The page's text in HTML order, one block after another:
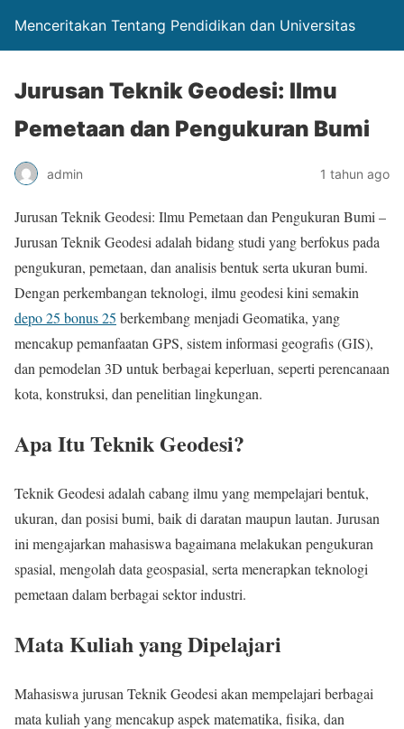
Menceritakan Tentang Pendidikan dan Universitas
Jurusan Teknik Geodesi: Ilmu
Pemetaan dan Pengukuran Bumi
admin 1 tahun ago
Jurusan Teknik Geodesi: Ilmu Pemetaan dan Pengukuran Bumi –
Jurusan Teknik Geodesi adalah bidang studi yang berfokus pada
pengukuran, pemetaan, dan analisis bentuk serta ukuran bumi.
Dengan perkembangan teknologi, ilmu geodesi kini semakin
depo 25 bonus 25 berkembang menjadi Geomatika, yang
mencakup pemanfaatan GPS, sistem informasi geografis (GIS),
dan pemodelan 3D untuk berbagai keperluan, seperti perencanaan
kota, konstruksi, dan penelitian lingkungan.
Apa Itu Teknik Geodesi?
Teknik Geodesi adalah cabang ilmu yang mempelajari bentuk,
ukuran, dan posisi bumi, baik di daratan maupun lautan. Jurusan
ini mengajarkan mahasiswa bagaimana melakukan pengukuran
spasial, mengolah data geospasial, serta menerapkan teknologi
pemetaan dalam berbagai sektor industri.
Mata Kuliah yang Dipelajari
Mahasiswa jurusan Teknik Geodesi akan mempelajari berbagai
mata kuliah yang mencakup aspek matematika, fisika, dan